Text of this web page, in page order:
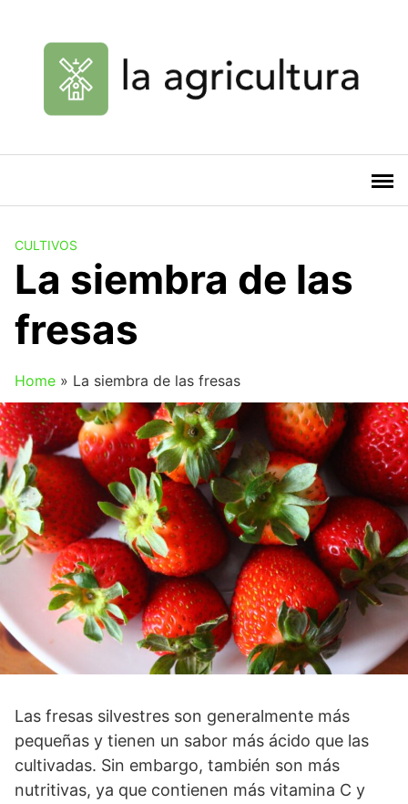
contenido
CULTIVOS
La siembra de las
fresas
Home » La siembra de las fresas
Las fresas silvestres son generalmente más
pequeñas y tienen un sabor más ácido que las
cultivadas. Sin embargo, también son más
nutritivas, ya que contienen más vitamina C y